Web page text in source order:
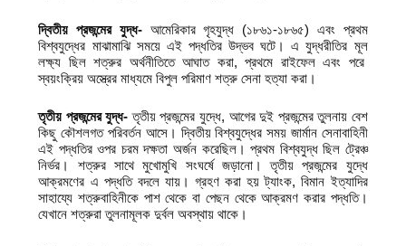
দ্বিতীয় প্রজন্মের যুদ্ধ-আমেরিকার গৃহযুদ্ধ (১৮৬১-১৮৬৫) এবং প্রথম
বিশ্বযুদ্ধের মাঝামাঝি সময়ে এই পদ্ধতির উদ্ভব ঘটে। এ যুদ্ধরীতির মূল
লক্ষ্য ছিল শত্রুর অর্থনীতিতে আঘাত করা, প্রথমে রাইফেল এবং পরে
স্বয়ংক্রিয় অস্ত্রের মাধ্যমে বিপুল পরিমাণ শত্রু সেনা হত্যা করা।
তৃতীয় প্রজন্মের যুদ্ধ- তৃতীয় প্রজন্মের যুদ্ধে, আগের দুই প্রজন্মের তুলনায় বেশ
কিছু কৌশলগত পরিবর্তন আসে। দ্বিতীয় বিশ্বযুদ্ধের সময় জার্মান সেনাবাহিনী
এই পদ্ধতির ওপর চরম দক্ষতা অর্জন করেছিল। প্রথম বিশ্বযুদ্ধ ছিল ট্রেঞ্চ
নির্ভর। শত্রুর সাথে মুখোমুখি সংঘর্ষে জড়ানো। তৃতীয় প্রজন্মের যুদ্ধে
আক্রমণের এ পদ্ধতি বদলে যায়। গ্রহণ করা হয় ট্যাংক, বিমান ইত্যাদির
সাহায্যে শত্রুবাহিনীকে পাশ থেকে বা পেছন থেকে আক্রমণ করার পদ্ধতি।
যেখানে শত্রুরা তুলনামূলক দুর্বল অবস্থায় থাকে।